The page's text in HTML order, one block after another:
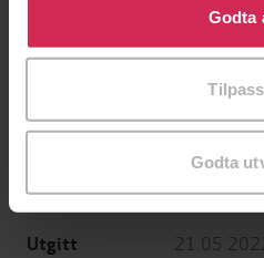
bruke cookies for alle disse
tilpasse ditt samtykke til
Godta
Tilpass
Godta
Forlag Harlequin
Utgitt